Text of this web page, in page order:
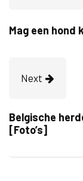
Mag een hond
Next
Belgische
[Foto’s]